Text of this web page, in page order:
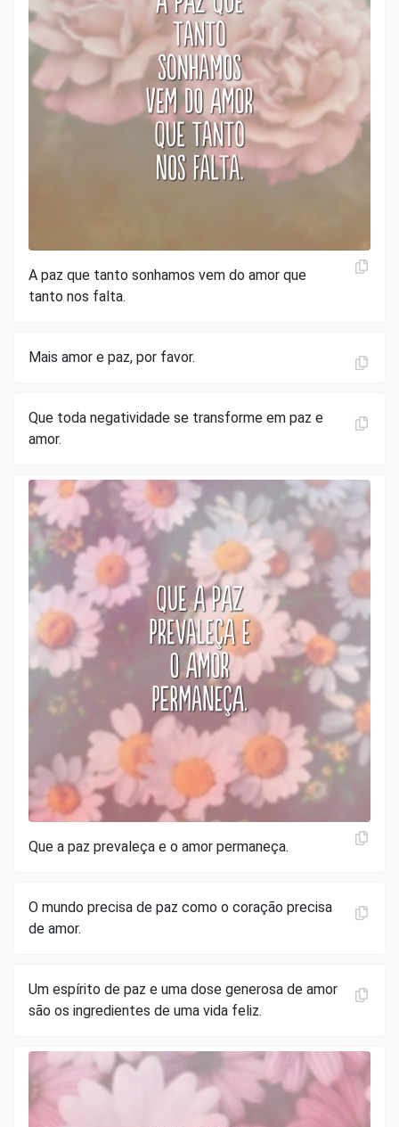
A paz que tanto sonhamos vem do amor que
tanto nos falta.
Mais amor e paz, por favor.
Que toda negatividade se transforme em paz e
amor.
Que a paz prevaleça e o amor permaneça.
O mundo precisa de paz como o coração precisa
de amor.
Um espírito de paz e uma dose generosa de amor
são os ingredientes de uma vida feliz.